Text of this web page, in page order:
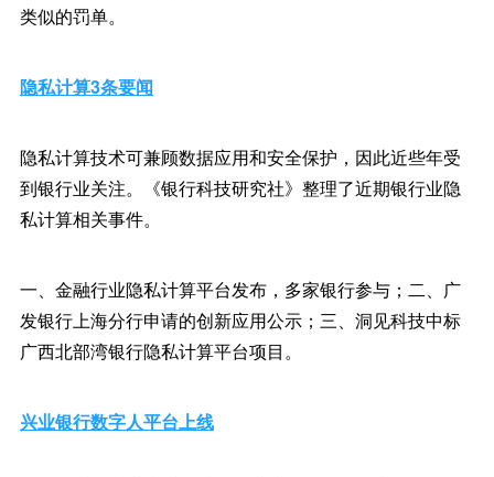
类似的罚单。
隐私计算3条要闻
隐私计算技术可兼顾数据应用和安全保护，因此近些年受
到银行业关注。《银行科技研究社》整理了近期银行业隐
私计算相关事件。
一、金融行业隐私计算平台发布，多家银行参与；二、广
发银行上海分行申请的创新应用公示；三、洞见科技中标
广西北部湾银行隐私计算平台项目。
兴业银行数字人平台上线